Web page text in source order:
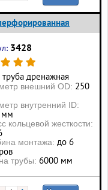
3428
труба дренажная
внешний OD: 250
внутренний ID:
мм
кольцевой жесткости:
монтажа: до 6
трубы: 6000 мм